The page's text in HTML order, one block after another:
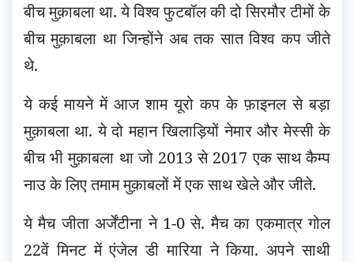
बीच मुक़ाबला था. ये विश्व फुटबॉल की दो सिरमौर टीमों के
बीच मुक़ाबला था जिन्होंने अब तक सात विश्व कप जीते
थे.
ये कई मायने में आज शाम यूरो कप के फ़ाइनल से बड़ा
मुक़ाबला था. ये दो महान खिलाड़ियों नेमार और मेस्सी के
बीच भी मुक़ाबला था जो 2013 से 2017 एक साथ कैम्प
नाउ के लिए तमाम मुक़ाबलों में एक साथ खेले और जीते.
ये मैच जीता अर्जेंटीना ने 1-0 से. मैच का एकमात्र गोल
22वें मिनट में एंजेल डी मारिया ने किया. अपने साथी